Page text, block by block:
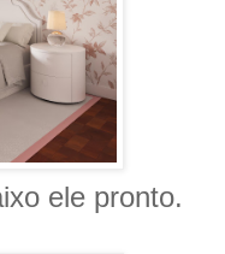
ele pronto.